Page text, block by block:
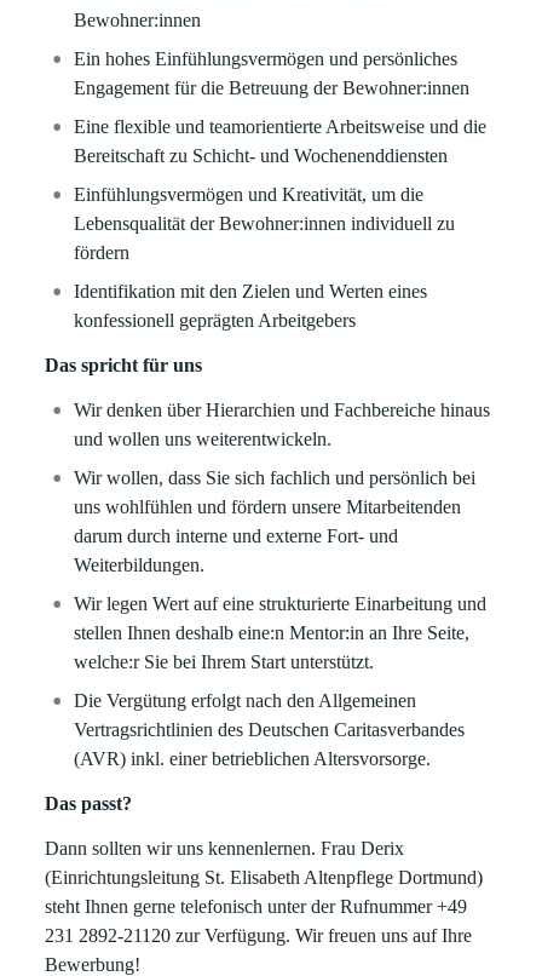
Bewohner:innen
Ein hohes Einfühlungsvermögen und persönliches
Engagement für die Betreuung der Bewohner:innen
Eine flexible und teamorientierte Arbeitsweise und die
Bereitschaft zu Schicht- und Wochenenddiensten
Einfühlungsvermögen und Kreativität, um die
Lebensqualität der Bewohner:innen individuell zu
fördern
Identifikation mit den Zielen und Werten eines
konfessionell geprägten Arbeitgebers
Das spricht für uns
Wir denken über Hierarchien und Fachbereiche hinaus
und wollen uns weiterentwickeln.
Wir wollen, dass Sie sich fachlich und persönlich bei
uns wohlfühlen und fördern unsere Mitarbeitenden
darum durch interne und externe Fort- und
Weiterbildungen.
Wir legen Wert auf eine strukturierte Einarbeitung und
stellen Ihnen deshalb eine:n Mentor:in an Ihre Seite,
welche:r Sie bei Ihrem Start unterstützt.
Die Vergütung erfolgt nach den Allgemeinen
Vertragsrichtlinien des Deutschen Caritasverbandes
(AVR) inkl. einer betrieblichen Altersvorsorge.
Das passt?
Dann sollten wir uns kennenlernen. Frau Derix
(Einrichtungsleitung St. Elisabeth Altenpflege Dortmund)
steht Ihnen gerne telefonisch unter der Rufnummer +49
231 2892-21120 zur Verfügung. Wir freuen uns auf Ihre
Bewerbung!